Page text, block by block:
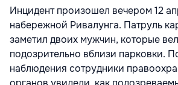
Инцидент произошел вечером 12
набережной Ривалунга. Патруль
заметил двоих мужчин, которые
подозрительно вблизи парковки.
наблюдения сотрудники